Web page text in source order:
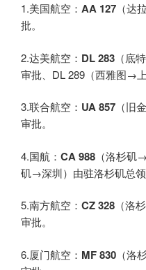
1.美国航空： AA 127 （达
批。
2.达美航空： DL 283 （底
审批、DL 289（西雅图→
3.联合航空： UA 857 （旧
审批。
4.国航： CA 988 （洛杉矶
矶→深圳）由驻洛杉矶总领
5.南方航空： CZ 328 （洛
审批。
6.厦门航空： MF 830 （洛